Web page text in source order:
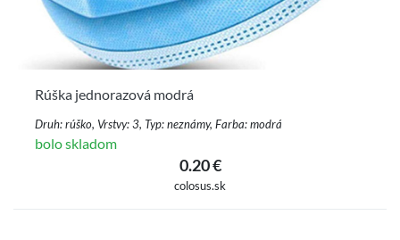
Rúška jednorazová modrá
Druh: rúško, Vrstvy: 3, Typ: neznámy, Farba: modrá
bolo skladom
0.20 €
colosus.sk